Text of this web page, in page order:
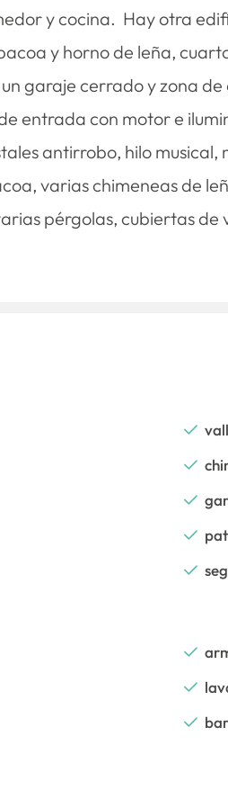
y cocina. Hay otra
y horno de leña,
garaje cerrado y zona
entrada con motor e
antirrobo, hilo musical,
varias chimeneas de
pérgolas, cubiertas